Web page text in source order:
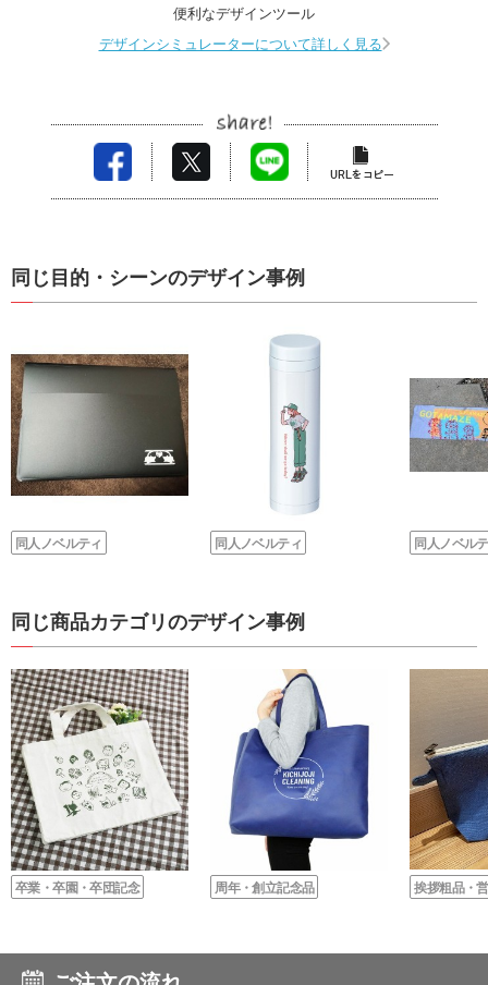
便利なデザインツール
デザインシミュレーターについて詳しく見る
同じ目的・シーンのデザイン事例
同人ノベルティ 同人ノベルティ 同人ノベル
同じ商品カテゴリのデザイン事例
卒業・卒園・卒団記念 周年・創立記念品 挨拶粗品・